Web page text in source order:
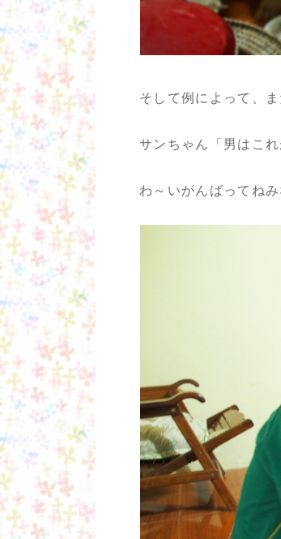
そして例によって、
サンちゃん「男はこ
わ～いがんばってねみ